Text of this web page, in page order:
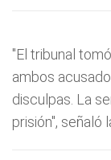
"El tribunal
ambos
disculpas. La
prisión", señaló